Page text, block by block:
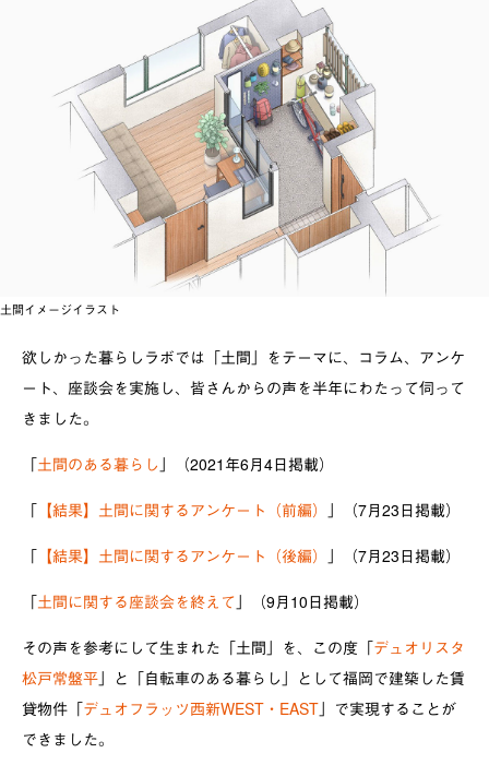
土間イメージイラスト
欲しかった暮らしラボでは「土間」をテーマに、コラム、アンケ
ート、座談会を実施し、皆さんからの声を半年にわたって伺って
きました。
「土間のある暮らし 」（2021年6月4日掲載）
「 【結果】土間に関するアンケート（前編） 」（7月23日掲載）
「 【結果】土間に関するアンケート（後編） 」（7月23日掲載）
「土間に関する座談会を終えて 」（9月10日掲載）
その声を参考にして生まれた「土間」を、この度「デュオリスタ
松戸常盤平」と「自転車のある暮らし」として福岡で建築した賃
貸物件「デュオフラッツ西新WEST・EAST」で実現することが
できました。